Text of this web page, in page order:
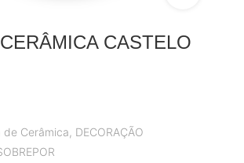
CASTELO
de Cerâmica, DECORAÇÃO